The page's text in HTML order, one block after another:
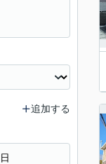
追加する